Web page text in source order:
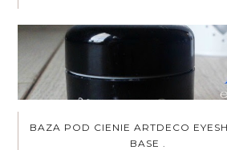
BAZA POD CIENIE ARTDECO
BASE .